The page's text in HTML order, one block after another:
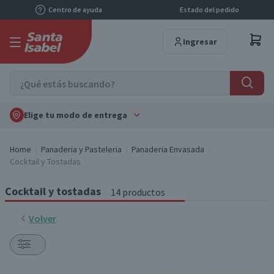
Centro de ayuda Estado del pedido
Ingresar
Elige tu modo de entrega
Home Panaderia y Pasteleria
Panaderia Envasada
Cocktail y Tostadas
Cocktail y tostadas 14 productos
Volver